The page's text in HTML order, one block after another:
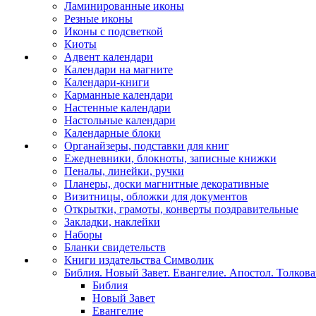
Ламинированные иконы
Резные иконы
Иконы с подсветкой
Киоты
Адвент календари
Календари на магните
Календари-книги
Карманные календари
Настенные календари
Настольные календари
Календарные блоки
Органайзеры, подставки для книг
Ежедневники, блокноты, записные книжки
Пеналы, линейки, ручки
Планеры, доски магнитные декоративные
Визитницы, обложки для документов
Открытки, грамоты, конверты поздравительные
Закладки, наклейки
Наборы
Бланки свидетельств
Книги издательства Символик
Библия. Новый Завет. Евангелие. Апостол.
Библия
Новый Завет
Евангелие